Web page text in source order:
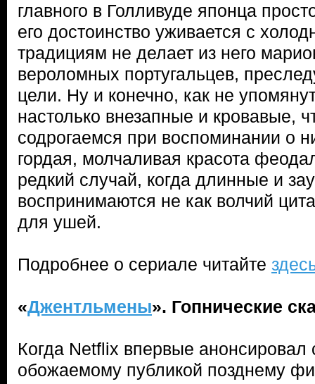
главного в Голливуде японца
его достоинство уживается с
традициям не делает из него
вероломных португальцев,
цели. Ну и конечно, как не
настолько внезапные и кровавые,
содрогаемся при воспоминании о
гордая, молчаливая красота
редкий случай, когда длинные и
воспринимаются не как волчий
для ушей.
Подробнее о сериале читайте
«Джентльмены». Гопнические
Когда Netflix впервые анонсировал
обожаемому публикой позднему